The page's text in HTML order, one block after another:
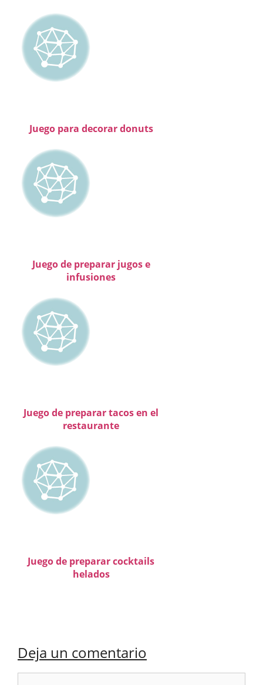
Juego para decorar donuts
Juego de preparar jugos e
infusiones
Juego de preparar tacos en el
restaurante
Juego de preparar cocktails
helados
Deja un comentario